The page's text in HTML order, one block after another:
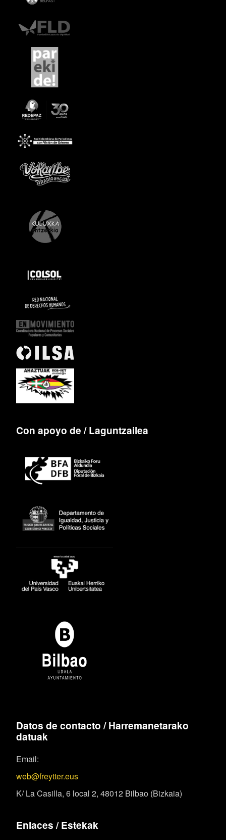
Con apoyo de / Laguntzailea
Datos de contacto / Harremanetarako
datuak
Email:
web@freytter.eus
K/ La Casilla, 6 local 2, 48012 Bilbao (Bizkaia)
Enlaces / Estekak